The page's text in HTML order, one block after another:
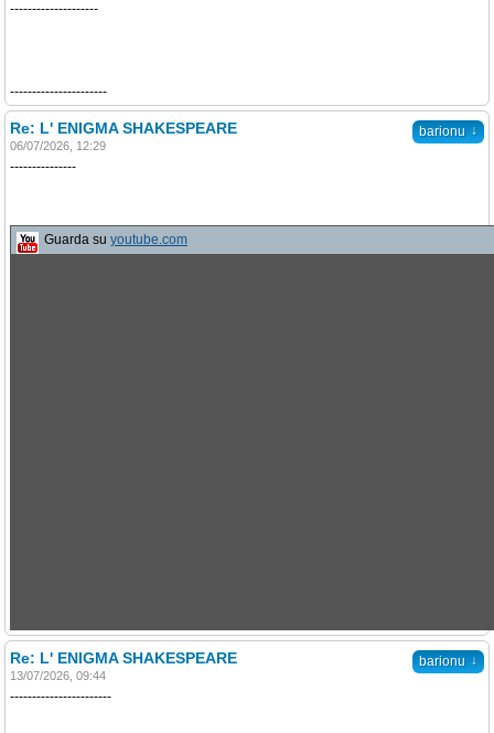
--------------------
----------------------
barionu ↓
Re: L' ENIGMA SHAKESPEARE
06/07/2026, 12:29
---------------
Guarda su youtube.com
barionu ↓
Re: L' ENIGMA SHAKESPEARE
13/07/2026, 09:44
-----------------------